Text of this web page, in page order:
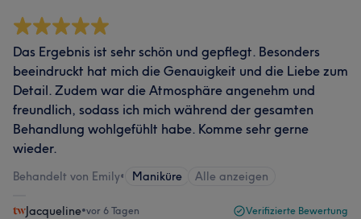
Das Ergebnis ist sehr schön und gepflegt. Besonders
beeindruckt hat mich die Genauigkeit und die Liebe zum
Detail. Zudem war die Atmosphäre angenehm und
freundlich, sodass ich mich während der gesamten
Behandlung wohlgefühlt habe. Komme sehr gerne
wieder.
Behandelt von Emily• Maniküre Alle anzeigen
Jacqueline•vor 6 Tagen Verifizierte Bewertung